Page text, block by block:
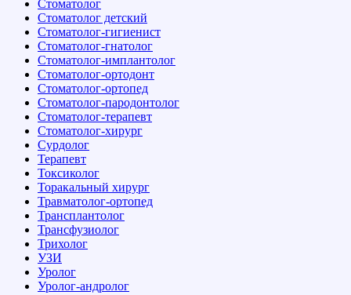
Стоматолог
Стоматолог детский
Стоматолог-гигиенист
Стоматолог-гнатолог
Стоматолог-имплантолог
Стоматолог-ортодонт
Стоматолог-ортопед
Стоматолог-пародонтолог
Стоматолог-терапевт
Стоматолог-хирург
Сурдолог
Терапевт
Токсиколог
Торакальный хирург
Травматолог-ортопед
Трансплантолог
Трансфузиолог
Трихолог
УЗИ
Уролог
Уролог-андролог